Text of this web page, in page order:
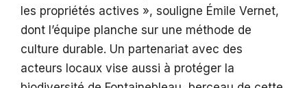
les propriétés actives », souligne Émile Vernet,
dont l’équipe planche sur une méthode de
culture durable. Un partenariat avec des
acteurs locaux vise aussi à protéger la